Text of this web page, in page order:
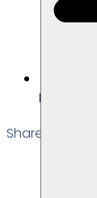
Edited:
Share the